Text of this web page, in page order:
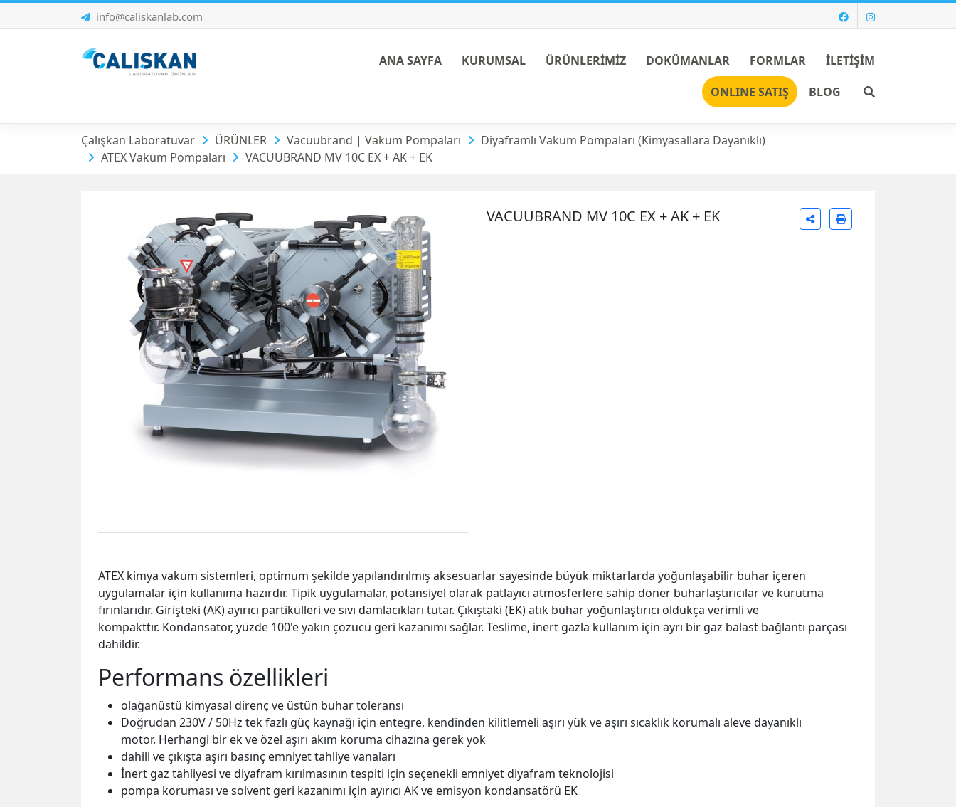
info@caliskanlab.com
ANA SAYFA KURUMSAL ÜRÜNLERİMİZ DOKÜMANLAR FORMLAR
İLETİŞİM
ONLINE SATIŞ
BLOG
ATEX Vakum Pompaları
Çalışkan Laboratuvar ÜRÜNLER Vacuubrand | Vakum Pompaları
Diyaframlı Vakum Pompaları (Kimyasallara Dayanıklı)
ATEX Vakum Pompaları
VACUUBRAND MV 10C EX + AK + EK
VACUUBRAND MV 10C EX + AK + EK
ATEX kimya vakum sistemleri, optimum şekilde yapılandırılmış aksesuarlar sayesinde büyük miktarlarda yoğunlaşabilir buhar içeren
uygulamalar için kullanıma hazırdır. Tipik uygulamalar, potansiyel olarak patlayıcı atmosferlere sahip döner buharlaştırıcılar ve kurutma
fırınlarıdır. Girişteki (AK) ayırıcı partikülleri ve sıvı damlacıkları tutar. Çıkıştaki (EK) atık buhar yoğunlaştırıcı oldukça verimli ve
kompakttır. Kondansatör, yüzde 100'e yakın çözücü geri kazanımı sağlar. Teslime, inert gazla kullanım için ayrı bir gaz balast bağlantı parçası
dahildir.
Performans özellikleri
olağanüstü kimyasal direnç ve üstün buhar toleransı
Doğrudan 230V / 50Hz tek fazlı güç kaynağı için entegre, kendinden kilitlemeli aşırı yük ve aşırı sıcaklık korumalı aleve dayanıklı
motor. Herhangi bir ek ve özel aşırı akım koruma cihazına gerek yok
dahili ve çıkışta aşırı basınç emniyet tahliye vanaları
İnert gaz tahliyesi ve diyafram kırılmasının tespiti için seçenekli emniyet diyafram teknolojisi
pompa koruması ve solvent geri kazanımı için ayırıcı AK ve emisyon kondansatörü EK